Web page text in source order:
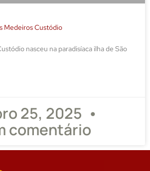
Medeiros Custódio
nasceu na paradisíaca ilha de São
25, 2025
comentário